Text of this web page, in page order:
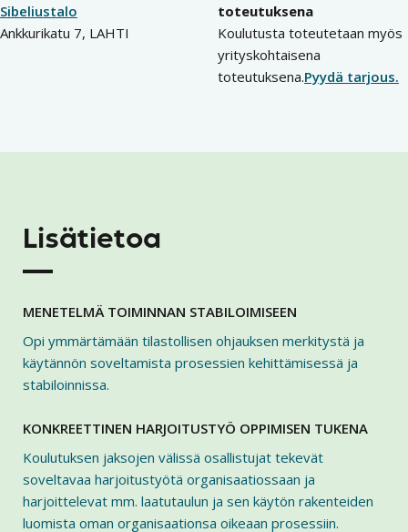
Sibeliustalo
Ankkurikatu 7, LAHTI
toteutuksena
Koulutusta toteutetaan myös
yrityskohtaisena
toteutuksena.Pyydä tarjous.
Lisätietoa
MENETELMÄ TOIMINNAN STABILOIMISEEN
Opi ymmärtämään tilastollisen ohjauksen merkitystä ja
käytännön soveltamista prosessien kehittämisessä ja
stabiloinnissa.
KONKREETTINEN HARJOITUSTYÖ OPPIMISEN TUKENA
Koulutuksen jaksojen välissä osallistujat tekevät
soveltavaa harjoitustyötä organisaatiossaan ja
harjoittelevat mm. laatutaulun ja sen käytön rakenteiden
luomista oman organisaationsa oikeaan prosessiin.